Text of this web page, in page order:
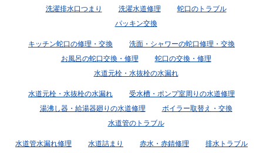
洗濯排水口つまり
洗濯水道修理
蛇口のトラブル
パッキン交換
キッチン蛇口の修理・交換
洗面・シャワーの蛇口修理・交換
お風呂の蛇口交換・修理
蛇口の交換・修理
水道元栓・水抜栓の水漏れ
水道元栓・水抜栓の水漏れ
受水槽・ポンプ室周りの水道修理
湯沸し器・給湯器廻りの水道修理
ボイラー取替え・交換
水道管のトラブル
水道管水漏れ修理 水道詰まり 赤水・赤錆修理
排水トラブル